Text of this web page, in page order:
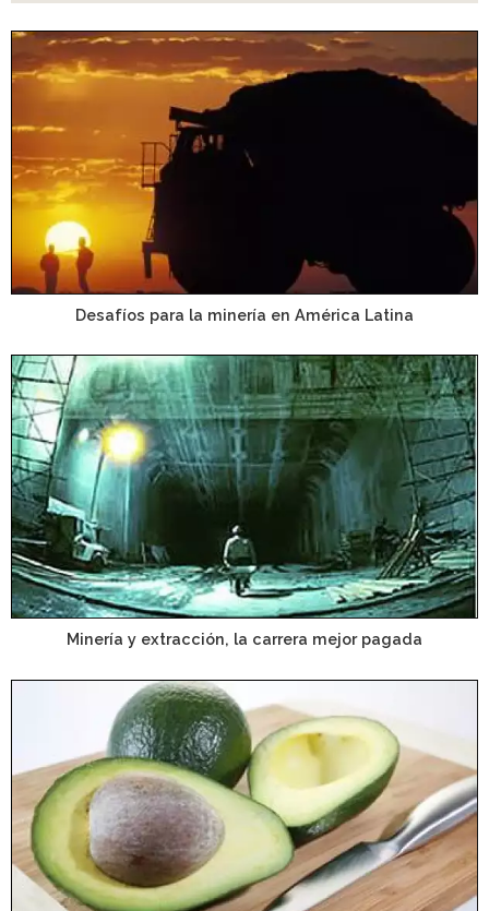
Desafíos para la minería en América Latina
Minería y extracción, la carrera mejor pagada